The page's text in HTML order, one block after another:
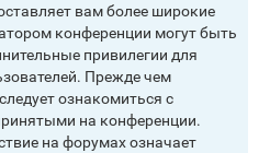
вам более широкие
конференции могут быть
привилегии для
Прежде чем
ознакомиться с
на конференции.
на форумах означает